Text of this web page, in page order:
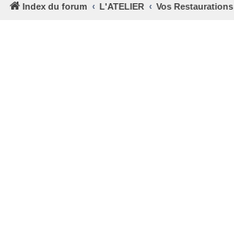
Index du forum L'ATELIER Vos Restaurations